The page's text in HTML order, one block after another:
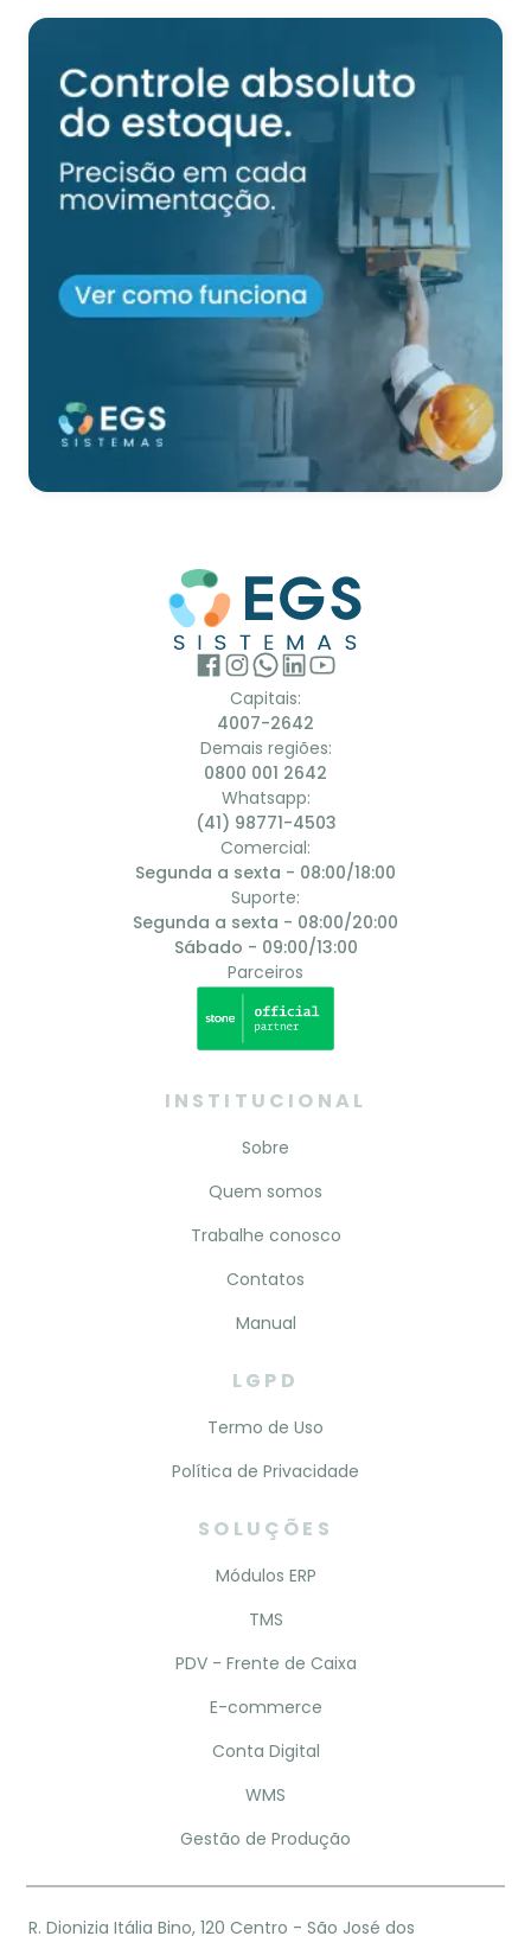
Capitais:
4007-2642
Demais regiões:
0800 001 2642
Whatsapp:
(41) 98771-4503
Comercial:
Segunda a sexta - 08:00/18:00
Suporte:
Segunda a sexta - 08:00/20:00
Sábado - 09:00/13:00
Parceiros
INSTITUCIONAL
Sobre
Quem somos
Trabalhe conosco
Contatos
Manual
LGPD
Termo de Uso
Política de Privacidade
SOLUÇÕES
Módulos ERP
TMS
PDV - Frente de Caixa
E-commerce
Conta Digital
WMS
Gestão de Produção
R. Dionizia Itália Bino, 120 Centro - São José dos